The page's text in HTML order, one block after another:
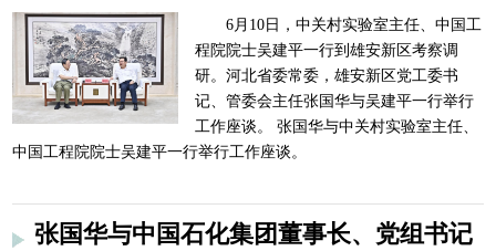
6月10日，中关村实验室主任、中国工
程院院士吴建平一行到雄安新区考察调
研。河北省委常委，雄安新区党工委书
记、管委会主任张国华与吴建平一行举行
工作座谈。 张国华与中关村实验室主任、
中国工程院院士吴建平一行举行工作座谈。
张国华与中国石化集团董事长、党组书记